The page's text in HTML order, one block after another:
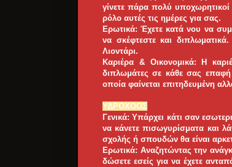
γίνετε πάρα πολύ
ρόλο αυτές τις ημέρες για σας.
Ερωτικά: Έχετε κατά νου να
να σκέφτεστε και
Λιοντάρι.
Καριέρα & Οικονομικά: Η
διπλωμάτες σε κάθε σας
οποία φαίνεται επιτηδευμένη
ΥΔΡΟΧΟΟΣ
Γενικά: Υπάρχει κάτι σαν
να κάνετε πισωγυρίσματα και
σχολής ή σπουδών θα είναι
Ερωτικά: Αναζητώντας την
δώσετε εσείς για να έχετε